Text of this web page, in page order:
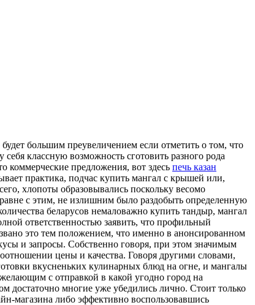
большим преувеличением если отметить о том, что
классную возможность сготовить разного рода
коммерческие предложения, вот здесь печь казан
практика, подчас купить мангал с крышей или,
хлопоты образовывались поскольку весомо
с этим, не излишним было раздобыть определенную
беларусов немаловажно купить тандыр, мангал
ответственностью заявить, что профильный
это тем положением, что именно в анонсированном
и запросы. Собственно говоря, при этом значимым
цены и качества. Говоря другими словами,
вкусненьких кулинарных блюд на огне, и мангалы
с отправкой в какой угодно город на
достаточно многие уже убедились лично. Стоит только
магазина либо эффективно воспользовавшись